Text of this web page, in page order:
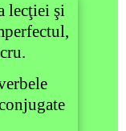
lecţiei şi